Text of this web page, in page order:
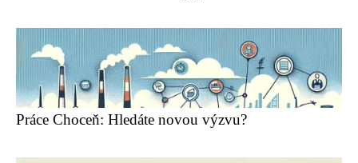
Práce Choceň: Hledáte novou výzvu?